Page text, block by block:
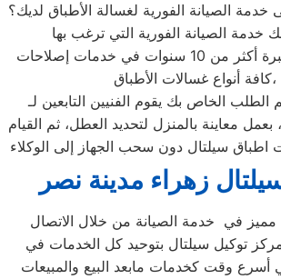
الصيانة الفورية لغسالة الأطباق لديك؟
كما إننا نمتلك خبرة أكثر من 10 سنوات في خدمات إصلاحات
كافة أنواع غسالات الأطباق،
الطلب الخاص بك يقوم الفنيين التابعين لـ
معاينة بالمنزل لتحديد العطل، ثم القيام
زهراء مدينة نصر
مميز في خدمة الصيانة من خلال الاتصال
مركز توكيل سيلتال بتوحيد كل الخدمات في
وقت كخدمات مابعد البيع والمبيعات